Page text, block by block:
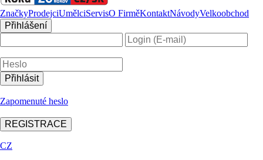
ZnačkyProdejciUmělciServisO FirměKontaktNávodyVelkoobchod
Přihlášení
Zapomenuté heslo
REGISTRACE
CZ